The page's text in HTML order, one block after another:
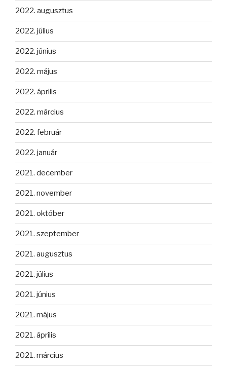
2022. augusztus
2022. július
2022. június
2022. május
2022. április
2022. március
2022. február
2022. január
2021. december
2021. november
2021. október
2021. szeptember
2021. augusztus
2021. július
2021. június
2021. május
2021. április
2021. március